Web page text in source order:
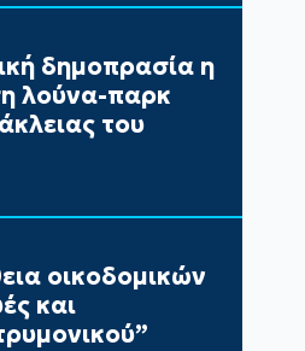
δημοπρασία η
λούνα-παρκ
του
οικοδομικών
και